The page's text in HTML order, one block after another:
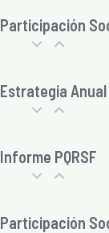
Participación
Estrategia
Informe PQRSF
Participación